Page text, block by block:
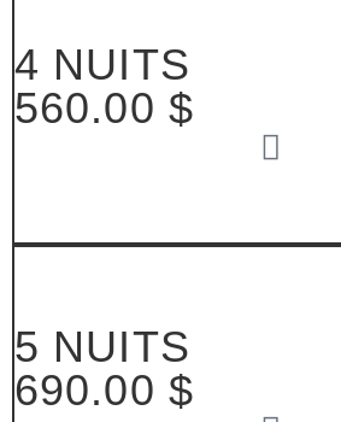
4 NUITS
560.00 $
5 NUITS
690.00 $